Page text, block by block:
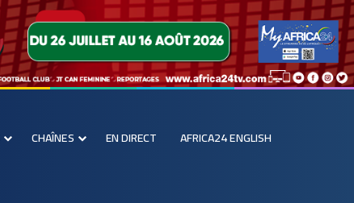
CHAÎNES EN DIRECT AFRICA24 ENGLISH